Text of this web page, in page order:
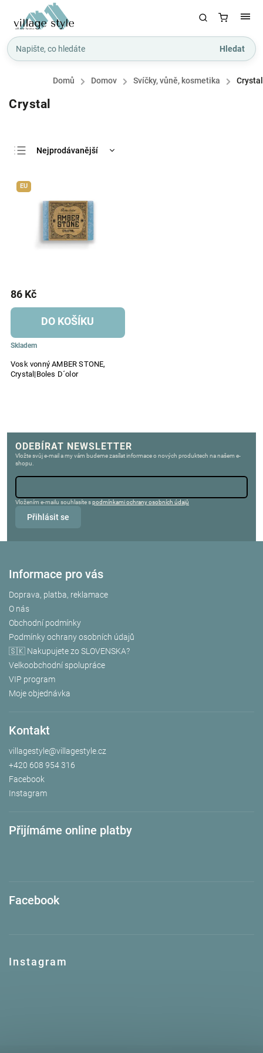
Hledat
Domů / Domov / Svíčky, vůně, kosmetika / Crystal
Crystal
Nejprodávanější
Abecedně
EU
Vosk vonný AMBER STONE,
Crystal|Boles D´olor
Skladem
86 Kč
DO KOŠÍKU
ODEBÍRAT NEWSLETTER
Vložte svůj e-mail a my vám budeme zasílat informace o nových produktech na našem e-
shopu.
Vložením e-mailu souhlasíte spodmínkami ochrany osobních údajů
Přihlásit se
Informace pro vás
Doprava, platba, reklamace
O nás
Obchodní podmínky
Podmínky ochrany osobních údajů
🇸🇰 Nakupujete zo SLOVENSKA?
Velkoobchodní spolupráce
VIP program
Moje objednávka
Kontakt
villagestyle@villagestyle.cz
+420 608 954 316
Facebook
Instagram
Přijímáme online platby
Facebook
Instagram